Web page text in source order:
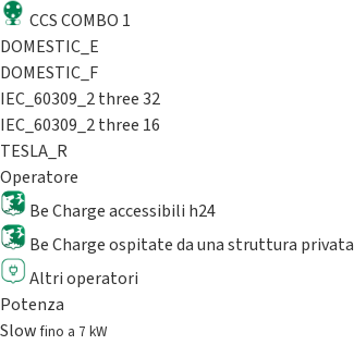
CCS COMBO 1
DOMESTIC_E
DOMESTIC_F
IEC_60309_2 three 32
IEC_60309_2 three 16
TESLA_R
Operatore
Be Charge accessibili h24
Be Charge ospitate da una struttura privata
Altri operatori
Potenza
Slowfino a 7 kW